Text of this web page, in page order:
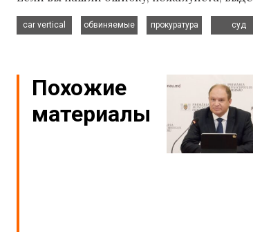
car vertical
обвиняемые
прокуратура
суд
Похожие
материалы